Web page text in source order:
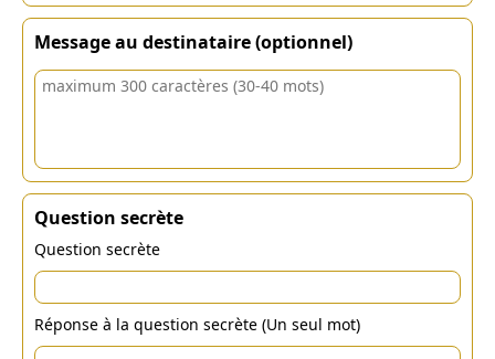
Message au destinataire (optionnel)
Question secrète
Question secrète
Réponse à la question secrète (Un seul mot)